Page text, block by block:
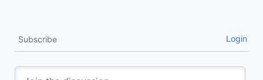
Subscribe Login